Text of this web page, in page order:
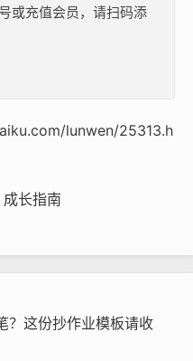
或充值会员，请扫码添
lunwen/25313.h
成长指南
？这份抄作业模板请收